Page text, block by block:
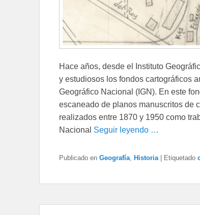
Hace años, desde el Instituto
y estudiosos los fondos cartográficos
Geográfico Nacional (IGN). En este
escaneado de planos manuscritos de
realizados entre 1870 y 1950 como
Nacional Seguir leyendo …
Publicado en Geografía Historia | Etiquetado